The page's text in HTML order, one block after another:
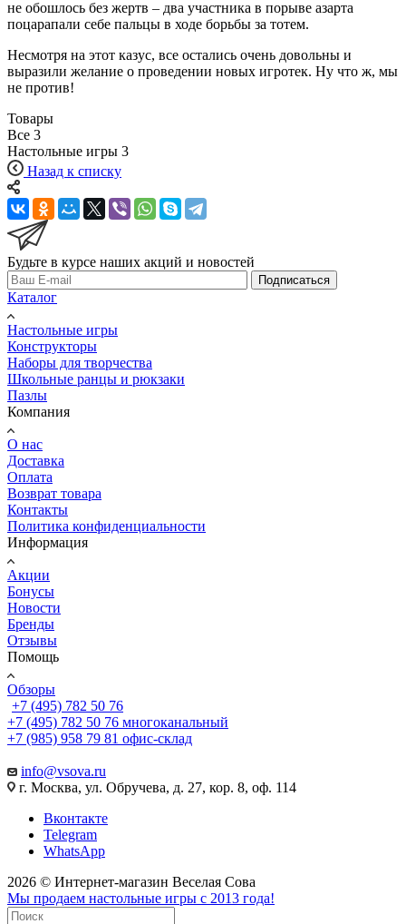
не обошлось без жертв – два участника в порыве азарта
поцарапали себе пальцы в ходе борьбы за тотем.
Несмотря на этот казус, все остались очень довольны и
выразили желание о проведении новых игротек. Ну что ж, мы
не против!
Товары
Все 3
Настольные игры 3
Назад к списку
Будьте в курсе наших акций и новостей
Подписаться
Каталог
Настольные игры
Конструкторы
Наборы для творчества
Школьные ранцы и рюкзаки
Пазлы
Компания
О нас
Доставка
Оплата
Возврат товара
Контакты
Политика конфиденциальности
Информация
Акции
Бонусы
Новости
Бренды
Отзывы
Помощь
Обзоры
+7 (495) 782 50 76
+7 (495) 782 50 76 многоканальный
+7 (985) 958 79 81 офис-склад
info@vsova.ru
г. Москва, ул. Обручева, д. 27, кор. 8, оф. 114
Вконтакте
Telegram
WhatsApp
2026 © Интернет-магазин Веселая Сова
Мы продаем настольные игры с 2013 года!